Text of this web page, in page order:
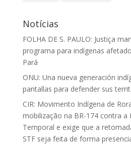
Notícias
FOLHA DE S. PAULO: Justiça
programa para indígenas
Pará
ONU: Una nueva generación
pantallas para defender sus
CIR: Movimento Indígena de
mobilização na BR-174 contra a
Temporal e exige que a
STF seja feita de forma